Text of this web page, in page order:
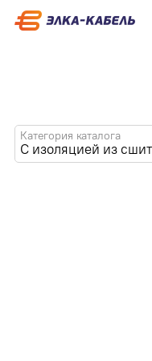
Категория каталога
С изоляцией из